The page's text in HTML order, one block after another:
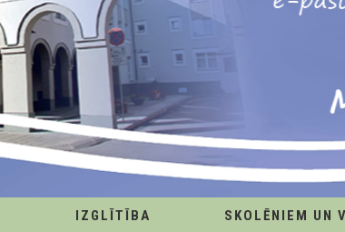
IZGLĪTĪBA SKOLĒNIEM UN